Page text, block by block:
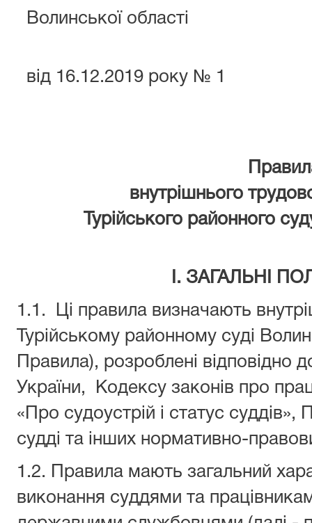
Волинської області
від 16.12.2019 року № 1
внутрішнього
Турійського районного
І. ЗАГАЛЬНІ
1.1. Ці правила визначають
Турійському районному суді
Правила), розроблені відповідно
України, Кодексу законів про
«Про судоустрій і статус
судді та інших нормативно-
1.2. Правила мають загальний
виконання суддями та